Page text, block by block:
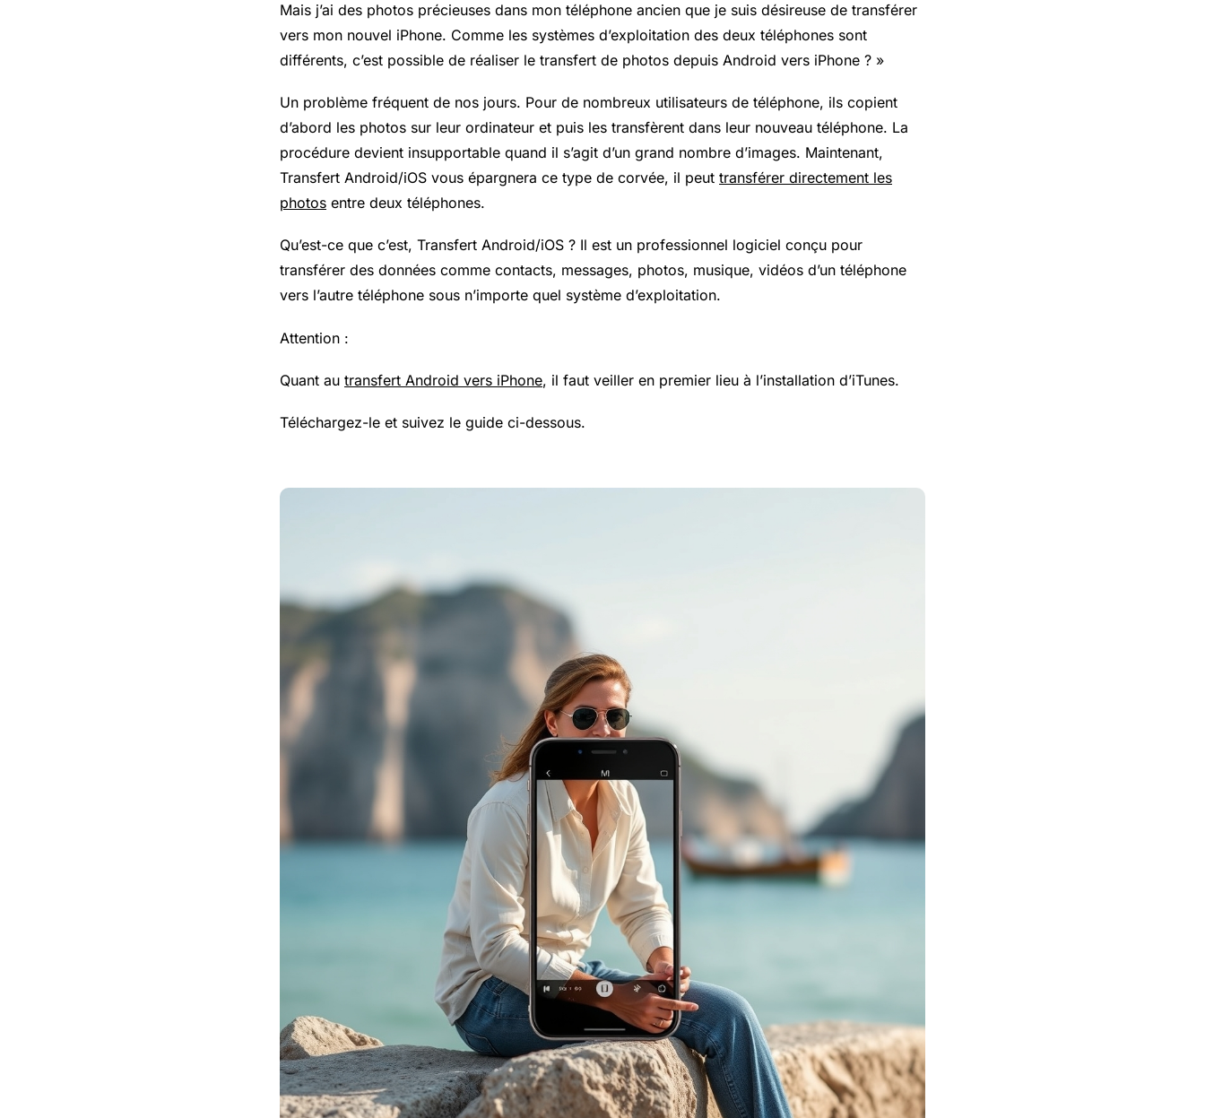
Mais j’ai des photos précieuses dans mon téléphone ancien que je suis désireuse de transférer
vers mon nouvel iPhone. Comme les systèmes d’exploitation des deux téléphones sont
différents, c’est possible de réaliser le transfert de photos depuis Android vers iPhone ? »
Un problème fréquent de nos jours. Pour de nombreux utilisateurs de téléphone, ils copient
d’abord les photos sur leur ordinateur et puis les transfèrent dans leur nouveau téléphone. La
procédure devient insupportable quand il s’agit d’un grand nombre d’images. Maintenant,
Transfert Android/iOS vous épargnera ce type de corvée, il peut transférer directement les
photos entre deux téléphones.
Qu’est-ce que c’est, Transfert Android/iOS ? Il est un professionnel logiciel conçu pour
transférer des données comme contacts, messages, photos, musique, vidéos d’un téléphone
vers l’autre téléphone sous n’importe quel système d’exploitation.
Attention :
Quant au transfert Android vers iPhone, il faut veiller en premier lieu à l’installation d’iTunes.
Téléchargez-le et suivez le guide ci-dessous.